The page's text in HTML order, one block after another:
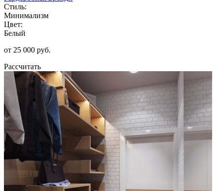
Стиль:
Минимализм
Цвет:
Белый
от 25 000 руб.
Рассчитать